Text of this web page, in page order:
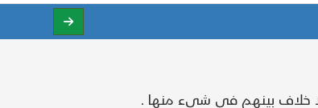
خلاف بينهم في شيء منها .